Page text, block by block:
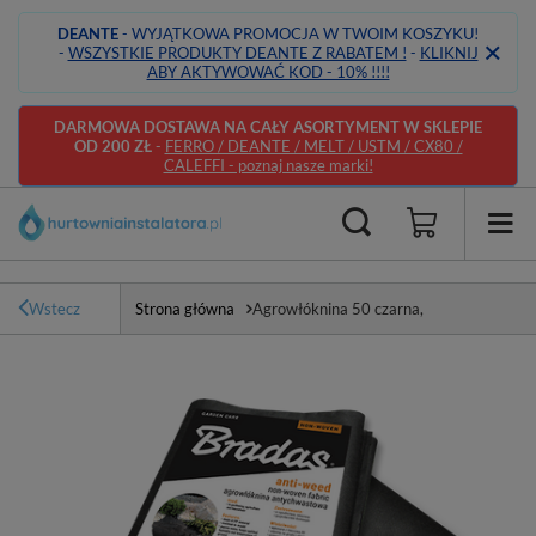
DEANTE- WYJĄTKOWA PROMOCJA W TWOIM KOSZYKU!
- WSZYSTKIE PRODUKTY DEANTE Z RABATEM ! - KLIKNIJ
ABY AKTYWOWAĆ KOD - 10% !!!!
DARMOWA DOSTAWA NA CAŁY ASORTYMENT W SKLEPIE
OD 200 ZŁ- FERRO / DEANTE / MELT / USTM / CX80 /
CALEFFI - poznaj nasze marki!
Wstecz Strona główna Agrowłóknina 50 czarna,